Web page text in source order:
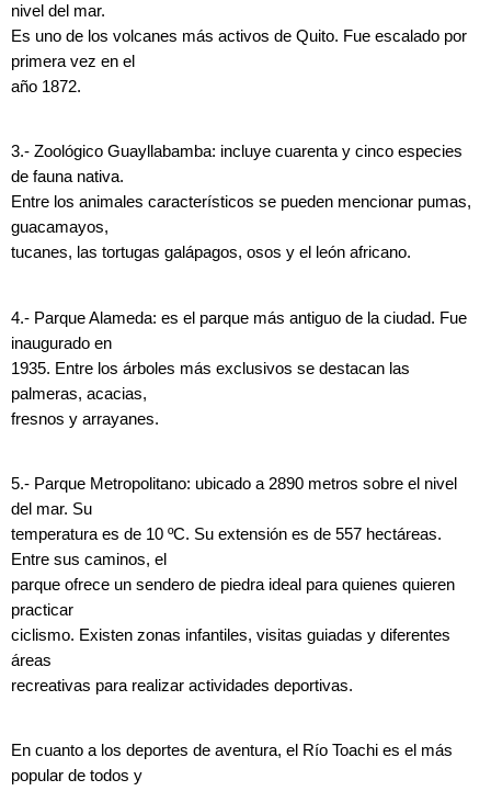
nivel del mar.
Es uno de los volcanes más activos de Quito. Fue escalado por
primera vez en el
año 1872.
3.- Zoológico Guayllabamba: incluye cuarenta y cinco especies
de fauna nativa.
Entre los animales característicos se pueden mencionar pumas,
guacamayos,
tucanes, las tortugas galápagos, osos y el león africano.
4.- Parque Alameda: es el parque más antiguo de la ciudad. Fue
inaugurado en
1935. Entre los árboles más exclusivos se destacan las
palmeras, acacias,
fresnos y arrayanes.
5.- Parque Metropolitano: ubicado a 2890 metros sobre el nivel
del mar. Su
temperatura es de 10 ºC. Su extensión es de 557 hectáreas.
Entre sus caminos, el
parque ofrece un sendero de piedra ideal para quienes quieren
practicar
ciclismo. Existen zonas infantiles, visitas guiadas y diferentes
áreas
recreativas para realizar actividades deportivas.
En cuanto a los deportes de aventura, el Río Toachi es el más
popular de todos y